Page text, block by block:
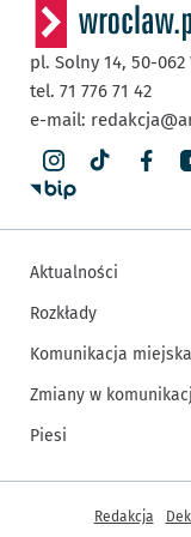
pl. Solny 14, 50-062
tel. 71 776 71 42
e-mail:
Aktualności
Rozkłady
Komunikacja miejska
Zmiany w
Piesi
Inne
Redakcja